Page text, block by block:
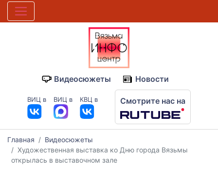
Видеосюжеты Новости
ВИЦ в ВИЦ в КВЦ в Смотрите нас на
Главная
Видеосюжеты
Художественная выставка ко Дню города Вязьмы
открылась в выставочном зале